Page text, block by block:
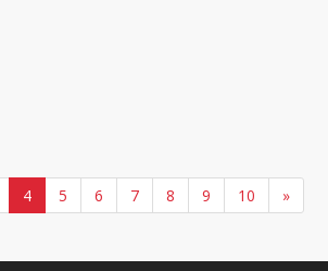
4 5 6 7 8 9 10 »